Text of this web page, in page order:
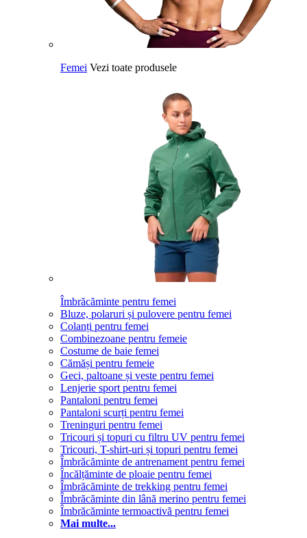
Femei Vezi toate produsele
Îmbrăcăminte pentru femei
Bluze, polaruri și pulovere pentru femei
Colanți pentru femei
Combinezoane pentru femeie
Costume de baie femei
Cămăși pentru femeie
Geci, paltoane și veste pentru femei
Lenjerie sport pentru femei
Pantaloni pentru femei
Pantaloni scurți pentru femei
Treninguri pentru femei
Tricouri și topuri cu filtru UV pentru femei
Tricouri, T-shirt-uri și topuri pentru femei
Îmbrăcăminte de antrenament pentru femei
Încălțăminte de ploaie pentru femei
Îmbrăcăminte de trekking pentru femei
Îmbrăcăminte din lână merino pentru femei
Îmbrăcăminte termoactivă pentru femei
Mai multe...